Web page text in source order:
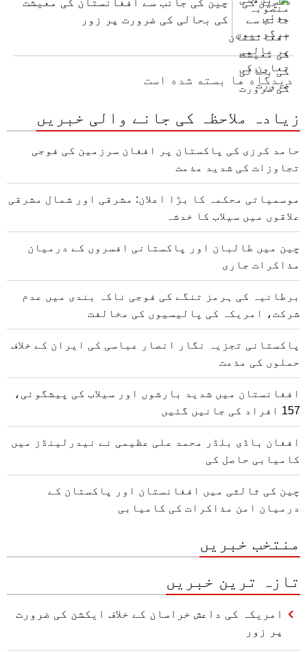
کی بحالی کی ضرورت پر زور
دیدگاه ها بسته شده است
زیادہ ملاحظہ کی جانے والی خبریں
حامد کرزی کی پاکستان پر افغان سرزمین کی فوجی
تجاوزات کی شدید مذمت
موسمیاتی محکمہ کا بڑا اعلان: مشرقی اور شمال مشرقی
علاقوں میں سیلاب کا خدشہ
چین میں طالبان اور پاکستانی افسروں کے درمیان
مذاکرات جاری
برطانیہ کی ہرمز تنگے کی فوجی ناکہ بندی میں عدم
شرکت، امریکہ کی پالیسیوں کی مخالفت
پاکستانی تجزیہ نگار انصار عباسی کی ایران کے خلاف
حملوں کی مذمت
افغانستان میں شدید بارشوں اور سیلاب کی پیشگوئی،
157 افراد کی جانیں گئیں
افغان باڈی بلڈر محمد علی عظیمی نے نیدرلینڈز میں
کامیابی حاصل کی
چین کی ثالثی میں افغانستان اور پاکستان کے
درمیان امن مذاکرات کی کامیابی
منتخب خبریں
تازہ ترین خبریں
امریکہ کی داعش خراسان کے خلاف ایکشن کی ضرورت
پر زور